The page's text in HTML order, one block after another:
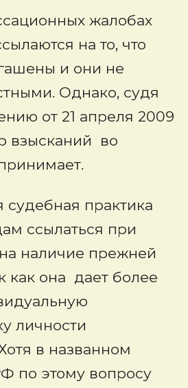
жалобах
на то, что
и они не
Однако, судя
от 21 апреля 2009
взысканий во
практика
ссылаться при
наличие прежней
как она дает более
личности
в названном
по этому вопросу